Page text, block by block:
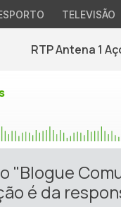
TELEVISÃO
RTP Antena 1
"Blogue
é da